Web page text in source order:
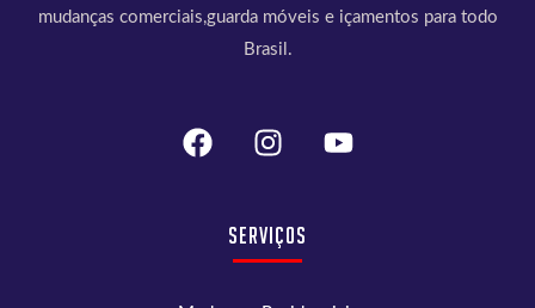
mudanças comerciais,guarda móveis e içamentos para todo
Brasil.
Serviços